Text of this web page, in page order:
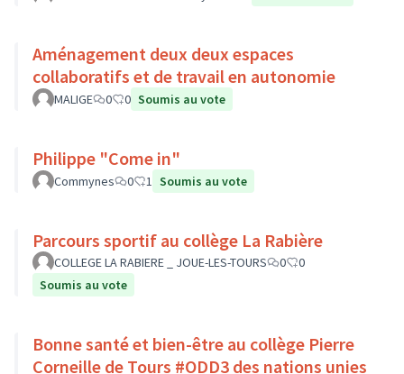
Aménagement deux deux espaces
collaboratifs et de travail en autonomie
MALIGE 0 0 Soumis au vote
Philippe "Come in"
Commynes 0 1 Soumis au vote
Parcours sportif au collège La Rabière
COLLEGE LA RABIERE _ JOUE-LES-TOURS 0
0
Soumis au vote
Bonne santé et bien-être au collège Pierre
Corneille de Tours #ODD3 des nations unies